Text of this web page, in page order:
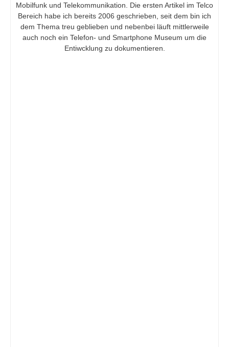
Mobilfunk und Telekommunikation. Die ersten Artikel im Telco
Bereich habe ich bereits 2006 geschrieben, seit dem bin ich
dem Thema treu geblieben und nebenbei läuft mittlerweile
auch noch ein Telefon- und Smartphone Museum um die
Entiwcklung zu dokumentieren.